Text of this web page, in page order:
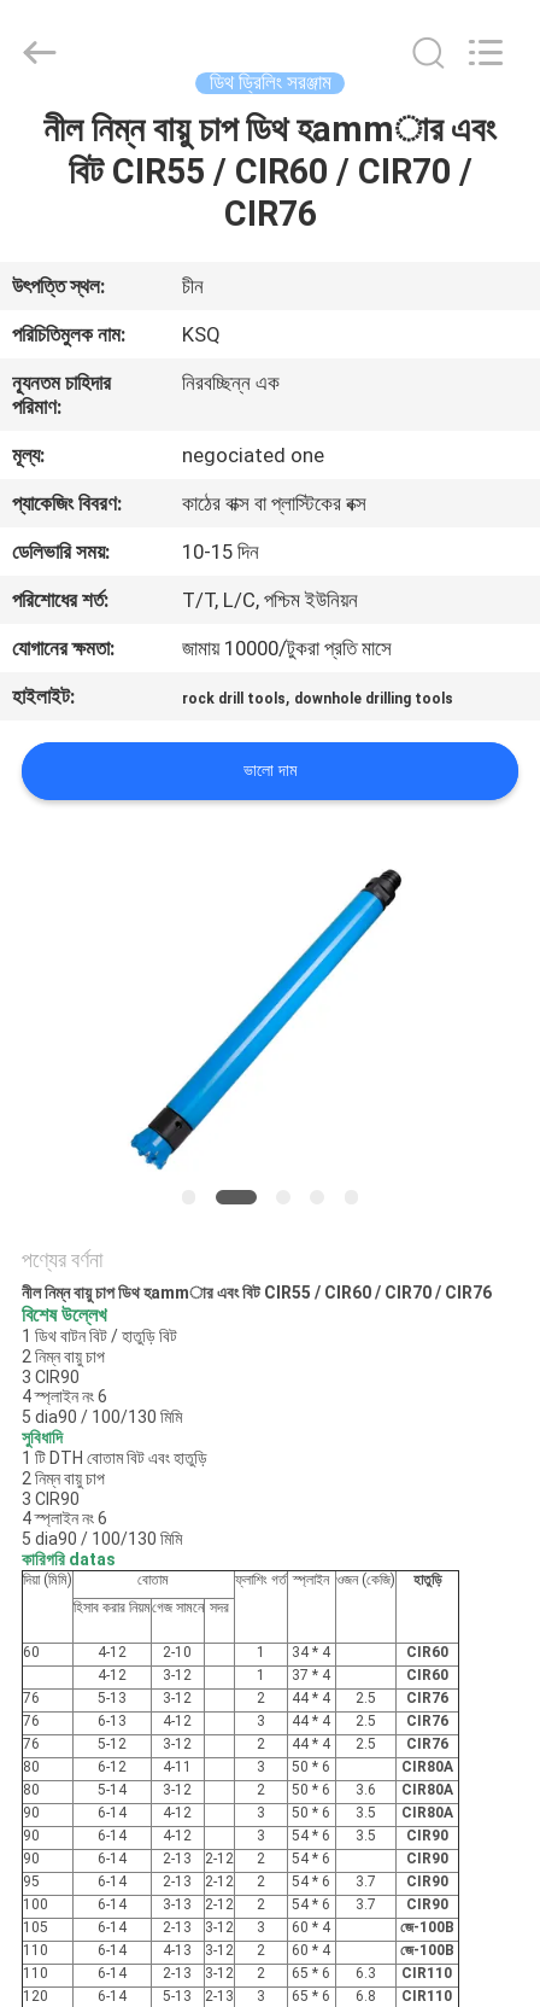
বাড়ি
আমাদের
সম্পর্কে
কারখানা
ভ্রমণ
মান
নিয়ন্ত্রণ
যোগাযোগ
করুন
উদ্ধৃতির
জন্য
Reserved.
ডিথ ড্রিলিং সরঞ্জাম
নীল নিম্ন বায়ু চাপ ডিথ হammার এবং
বিট CIR55 / CIR60 / CIR70 /
CIR76
উৎপত্তি স্থল:
চীন
পরিচিতিমুলক নাম:
KSQ
ন্যূনতম চাহিদার
পরিমাণ:
নিরবচ্ছিন্ন এক
মূল্য:
negociated one
প্যাকেজিং বিবরণ:
কাঠের বাক্স বা প্লাস্টিকের বক্স
ডেলিভারি সময়:
10-15 দিন
পরিশোধের শর্ত:
T/T, L/C, পশ্চিম ইউনিয়ন
যোগানের ক্ষমতা:
জামায় 10000/টুকরা প্রতি মাসে
হাইলাইট:
rock drill tools, downhole drilling tools
ভালো দাম
পণ্যের বর্ণনা
নীল নিম্ন বায়ু চাপ ডিথ হammার এবং বিট CIR55 / CIR60 / CIR70 / CIR76
বিশেষ উল্লেখ
1 ডিথ বাটন বিট / হাতুড়ি বিট
2 নিম্ন বায়ু চাপ
3 CIR90
4 স্প্লাইন নং 6
5 dia90 / 100/130 মিমি
সুবিধাদি
1 টি DTH বোতাম বিট এবং হাতুড়ি
2 নিম্ন বায়ু চাপ
3 CIR90
4 স্প্লাইন নং 6
5 dia90 / 100/130 মিমি
কারিগরি datas
দিয়া (মিমি) বোতাম ফ্লাশিং গর্ত স্প্লাইন ওজন (কেজি)
হাতুড়ি
হিসাব করার নিয়মগেজ সামনে সদর
60 4-12 2-10 1 34 * 4
CIR60
4-12
3-12 1 37 * 4
CIR60
76
5-13 3-12 2 44 * 4 2.5
CIR76
76
6-13 4-12 3 44 * 4 2.5
CIR76
76
5-12 3-12 2 44 * 4 2.5
CIR76
80
6-12 4-11 3 50 * 6
CIR80A
80
5-14 3-12 2 50 * 6 3.6
CIR80A
90
6-14 4-12 3 50 * 6 3.5
CIR80A
90
6-14 4-12 3 54 * 6 3.5
CIR90
90
6-14 2-13 2-12 2 54 * 6
CIR90
95
6-14 2-13 2-12 2 54 * 6 3.7
CIR90
100
6-14 3-13 2-12 2 54 * 6 3.7
CIR90
105
6-14 2-13 3-12 3 60 * 4
জে-100B
110
6-14 4-13 3-12 2 60 * 4
জে-100B
110
6-14 2-13 3-12 2 65 * 6 6.3
CIR110
120
6-14 5-13 2-13 3 65 * 6 6.8
CIR110